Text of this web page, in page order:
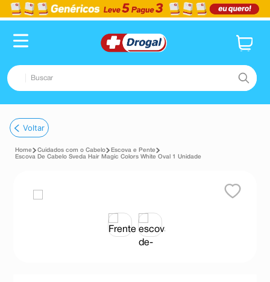
Buscar
1º fralda
2º pampers confort sec max
lenço umedecido
Voltar
Cuidados com o Cabelo
Escova e Pente
Escova De Cabelo Sveda Hair Magic Colors White Oval 1 Unidade